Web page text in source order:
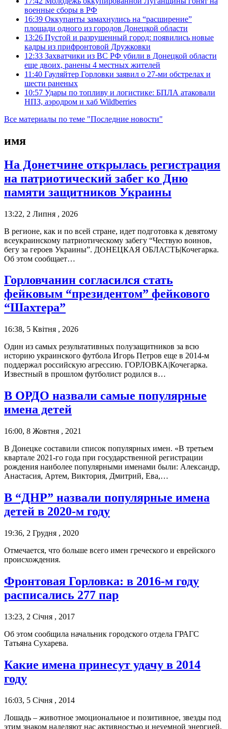
военные сборы в РФ
16:39 Оккупанты замахнулись на “расширение”
площади одного из городов Донецкой области
13:26 Пустой и разрушенный город: появились новые
кадры из прифронтовой Дружковки
12:33 Захватчики из ВС РФ убили в Донецкой области
еще двоих, ранены 4 местных жителей
11:40 Гауляйтер Горловки заявил о 27-ми обстрелах и
шести раненых
10:57 Удары по топливу и логистике: БПЛА атаковали
НПЗ, аэродром и хаб Wildberries
Все материалы по теме "Последние новости"
имя
На Донетчине открылась регистрация
на патриотический забег ко Дню
памяти защитников Украины
13:22, 2 Липня , 2026
В регионе, как и по всей стране, идет подготовка к девятому
всеукраинскому патриотическому забегу “Чествую воинов,
бегу за героев Украины”. ДОНЕЦКАЯ ОБЛАСТЬ|Кочегарка.
Об этом сообщает…
Горловчанин согласился стать
фейковым “президентом” фейкового
“Шахтера”
16:38, 5 Квітня , 2026
Один из самых результативных полузащитников за всю
историю украинского футбола Игорь Петров еще в 2014-м
поддержал российскую агрессию. ГОРЛОВКА|Кочегарка.
Известный в прошлом футболист родился в…
В ОРДО назвали самые популярные
имена детей
16:00, 8 Жовтня , 2021
В Донецке составили список популярных имен. «В третьем
квартале 2021-го года при государственной регистрации
рождения наиболее популярными именами были: Александр,
Анастасия, Артем, Виктория, Дмитрий, Ева,…
В “ДНР” назвали популярные имена
детей в 2020-м году
19:36, 2 Грудня , 2020
Отмечается, что больше всего имен греческого и еврейского
происхождения.
Фронтовая Горловка: в 2016-м году
расписались 277 пар
13:23, 2 Січня , 2017
Об этом сообщила начальник городского отдела ГРАГС
Татьяна Сухарева.
Какие имена принесут удачу в 2014
году
16:03, 5 Січня , 2014
Лошадь – животное эмоциональное и позитивное, звезды под
этим знаком наделяют нас активностью и неуемной энергией.